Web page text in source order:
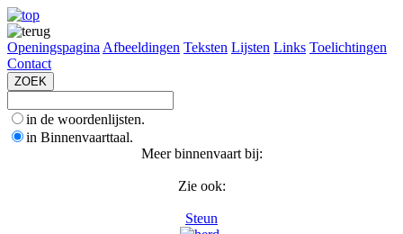
Openingspagina Afbeeldingen Teksten Lijsten Links Toelichtingen
Contact
in de woordenlijsten.
in Binnenvaarttaal.
Meer binnenvaart bij:
Zie ook:
Steun